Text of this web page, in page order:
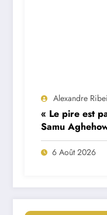
Alexandre
« Le pire est
Samu
Porto ?
6 Août 2026